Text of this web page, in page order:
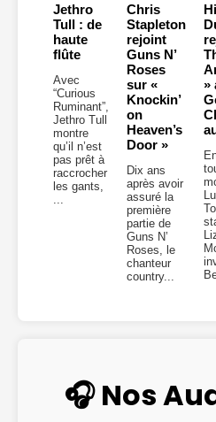
Jethro
Tull : de
haute
flûte
Avec
“Curious
Ruminant”,
Jethro Tull
montre
qu’il n’est
pas prêt à
raccrocher
les gants,
Chris
Stapleton
rejoint
Guns N’
Roses
sur «
Knockin’
on
Heaven’s
Door »
Dix ans
après avoir
assuré la
première
partie de
Guns N’
Roses, le
chanteur
country...
»
🎧 Nos